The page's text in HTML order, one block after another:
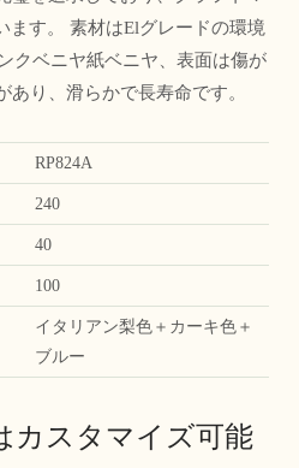
ます。 素材はElグレードの環境
クベニヤ紙ベニヤ、表面は傷が
り、滑らかで長寿命です。
RP824A
240
40
100
イタリアン梨色＋カーキ色＋
ブルー
カスタマイズ可能